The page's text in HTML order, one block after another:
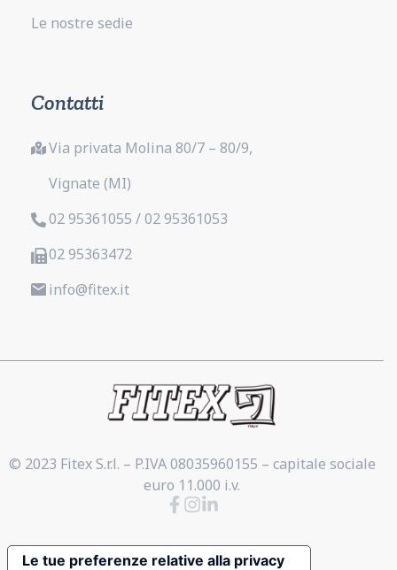
Le nostre sedie
Contatti
Via privata Molina 80/7 – 80/9,
Vignate (MI)
02 95361055 / 02 95361053
02 95363472
info@fitex.it
© 2023 Fitex S.r.l. – P.IVA 08035960155 – capitale sociale
euro 11.000 i.v.
Le tue preferenze relative alla privacy